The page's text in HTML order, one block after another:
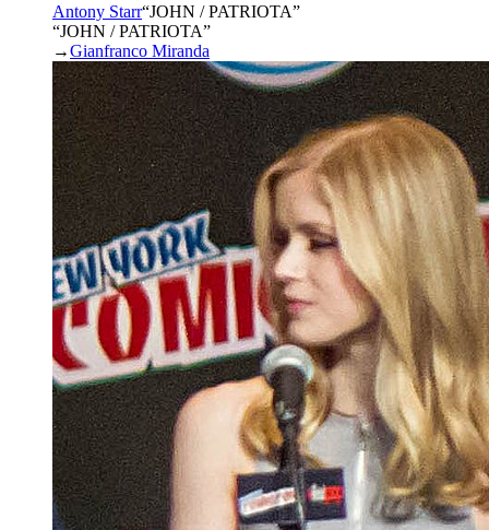
Antony Starr“JOHN / PATRIOTA”
“JOHN / PATRIOTA”
→Gianfranco Miranda